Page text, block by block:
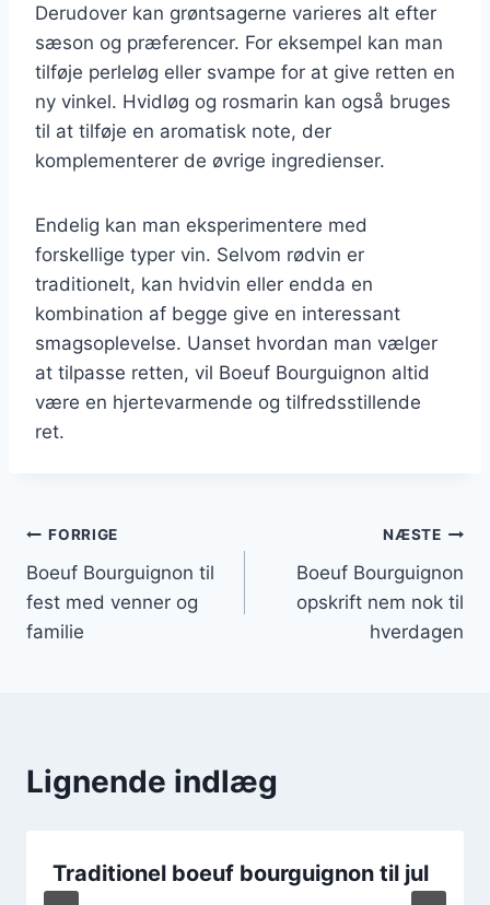
Derudover kan grøntsagerne varieres alt efter
sæson og præferencer. For eksempel kan man
tilføje perleløg eller svampe for at give retten en
ny vinkel. Hvidløg og rosmarin kan også bruges
til at tilføje en aromatisk note, der
komplementerer de øvrige ingredienser.
Endelig kan man eksperimentere med
forskellige typer vin. Selvom rødvin er
traditionelt, kan hvidvin eller endda en
kombination af begge give en interessant
smagsoplevelse. Uanset hvordan man vælger
at tilpasse retten, vil Boeuf Bourguignon altid
være en hjertevarmende og tilfredsstillende
ret.
Indlægsnavigation
FORRIGE
Boeuf Bourguignon til
fest med venner og
familie
NÆSTE
Boeuf Bourguignon
opskrift nem nok til
hverdagen
Lignende indlæg
Traditionel boeuf bourguignon til jul